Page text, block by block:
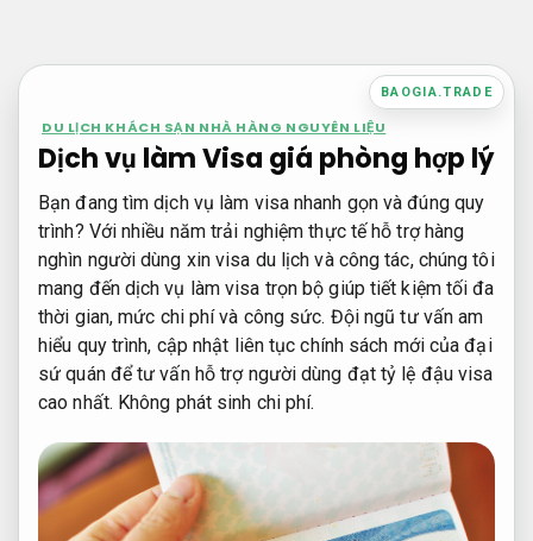
nội
BAOGIA.TRADE
DU LỊCH KHÁCH SẠN NHÀ HÀNG NGUYÊN LIỆU
Dịch vụ làm Visa giá phòng hợp lý
Bạn đang tìm dịch vụ làm visa nhanh gọn và đúng quy
trình? Với nhiều năm trải nghiệm thực tế hỗ trợ hàng
nghìn người dùng xin visa du lịch và công tác, chúng tôi
mang đến dịch vụ làm visa trọn bộ giúp tiết kiệm tối đa
thời gian, mức chi phí và công sức. Đội ngũ tư vấn am
hiểu quy trình, cập nhật liên tục chính sách mới của đại
sứ quán để tư vấn hỗ trợ người dùng đạt tỷ lệ đậu visa
cao nhất. Không phát sinh chi phí.